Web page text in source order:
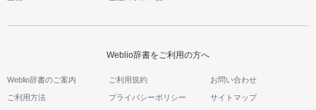
Weblio辞書をご利用の方へ
Weblio辞書のご案内 ご利用規約 お問い合わせ
ご利用方法 プライバシーポリシー サイトマップ